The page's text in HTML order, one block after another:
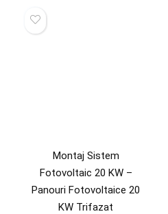
Montaj Sistem
Fotovoltaic 20 KW –
Panouri Fotovoltaice 20
KW Trifazat